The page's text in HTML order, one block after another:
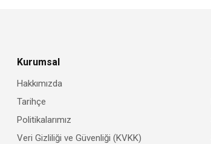
Kurumsal
Hakkımızda
Tarihçe
Politikalarımız
Veri Gizliliği ve Güvenliği (KVKK)